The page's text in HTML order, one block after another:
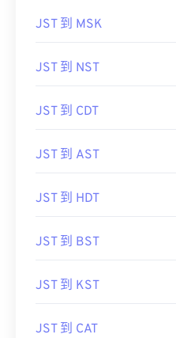
JST 到 MSK
JST 到 NST
JST 到 CDT
JST 到 AST
JST 到 HDT
JST 到 BST
JST 到 KST
JST 到 CAT